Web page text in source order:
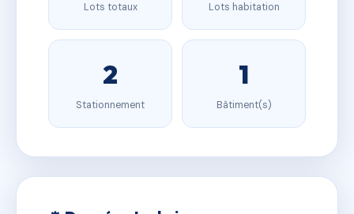
Lots totaux Lots habitation
2
Stationnement
1
Bâtiment(s)